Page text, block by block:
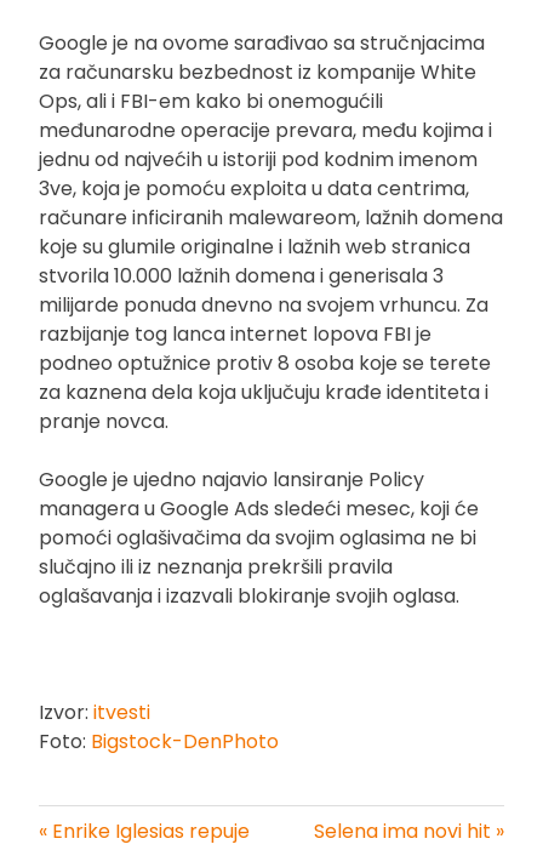
Google je na ovome sarađivao sa stručnjacima
za računarsku bezbednost iz kompanije White
Ops, ali i FBI-em kako bi onemogućili
međunarodne operacije prevara, među kojima i
jednu od najvećih u istoriji pod kodnim imenom
3ve, koja je pomoću exploita u data centrima,
računare inficiranih malewareom, lažnih domena
koje su glumile originalne i lažnih web stranica
stvorila 10.000 lažnih domena i generisala 3
milijarde ponuda dnevno na svojem vrhuncu. Za
razbijanje tog lanca internet lopova FBI je
podneo optužnice protiv 8 osoba koje se terete
za kaznena dela koja uključuju krađe identiteta i
pranje novca.
Google je ujedno najavio lansiranje Policy
managera u Google Ads sledeći mesec, koji će
pomoći oglašivačima da svojim oglasima ne bi
slučajno ili iz neznanja prekršili pravila
oglašavanja i izazvali blokiranje svojih oglasa.
Izvor: itvesti
Foto: Bigstock-DenPhoto
« Enrike Iglesias repuje Selena ima novi hit »